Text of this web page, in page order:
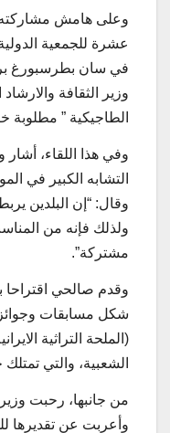
وعلى هامش مشاركته
عشرة للجمعية
في سان بطرسبورغ
وزير الثقافة
الطاجيكية ” مطلوبة
وفي هذا اللقاء، أشار
التشابه الكبير في
وقال: “إن البلدين
ولذلك فإنه من
مشتركة”.
وقدم صالحي
شكل مسابقات
(الملحة التراثية
الشعبية، والتي
من جانبها، رحبت
وأعربت عن تقديرها